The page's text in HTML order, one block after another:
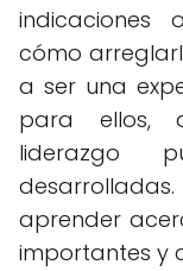
indicaciones
cómo
a ser una
para ellos,
liderazgo
aprender
importantes y